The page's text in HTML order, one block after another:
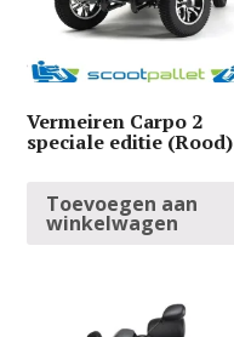
Vermeiren Carpo 2
speciale editie (Rood)
Toevoegen aan
winkelwagen